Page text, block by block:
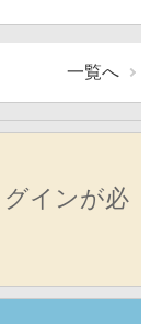
一覧へ
インが必